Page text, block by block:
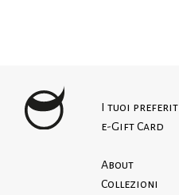
I tuoi
e-Gift Card
About
Collezioni